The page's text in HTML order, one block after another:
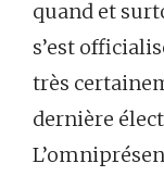
quand et
s’est
très
dernière